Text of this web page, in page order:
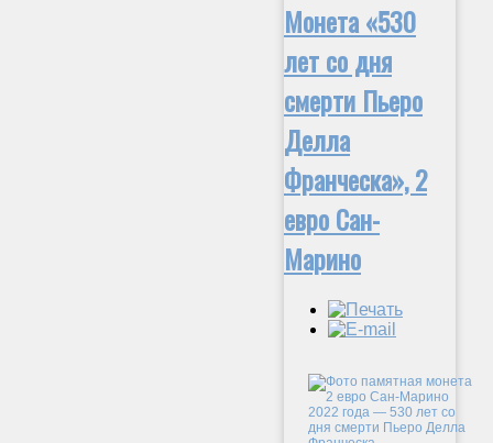
Монета «530
лет со дня
смерти Пьеро
Делла
Франческа», 2
евро Сан-
Марино